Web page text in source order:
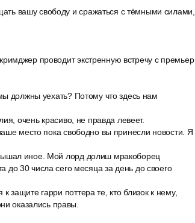
вашу свободу и сражаться с тёмными силами,
проводит экстренную встречу с премьер
должны уехать? Потому что здесь нам
очень красиво, не правда левеет.
место пока свободно вы принесли новости. Я
иное. Мой лорд долиш мракоборец
до 30 числа сего месяца за день до своего
защите гарри поттера те, кто близок к нему,
оказались правы.